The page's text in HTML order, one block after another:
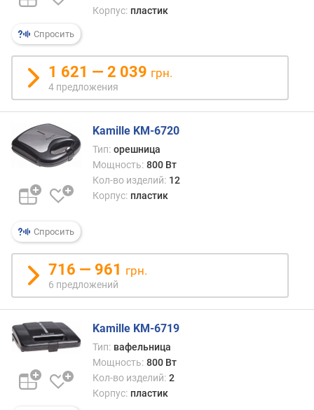
о
о
т
з
ы
в
а
м
п
о
д
т
е
д
о
б
а
л
е
и
я
Спросить
Корпус: пластик
1 621 — 2 039 грн.
4 предложения
Спросить
Kamille KM-6720
Тип: орешница
Мощность: 800 Вт
Кол-во изделий: 12
Корпус: пластик
716 — 961 грн.
6 предложений
Kamille KM-6719
Тип: вафельница
Мощность: 800 Вт
Кол-во изделий: 2
Корпус: пластик